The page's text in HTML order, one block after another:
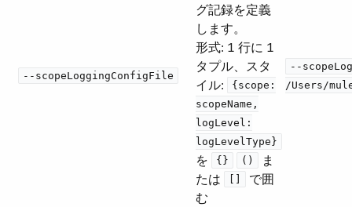
--scopeLoggingConfigFile
グ記録を定義
します。
形式: 1 行に 1
タプル、スタ
イル:
{scope:
scopeName,
logLevel:
logLevelType}
を ​
{} ()
​ ま
たは ​
​ で囲
む
--
/Users/